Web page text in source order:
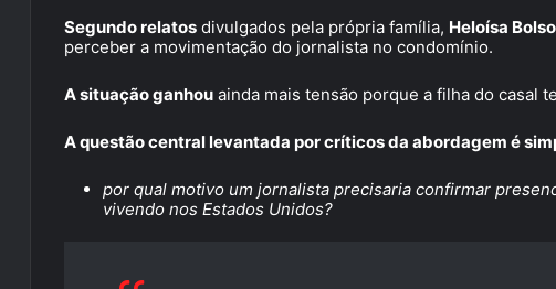
Segundo relatos divulgados pela própria família, Heloísa
perceber a movimentação do jornalista no condomínio.
A situação ganhou ainda mais tensão porque a filha do casal
A questão central levantada por críticos da abordagem é
por qual motivo um jornalista precisaria confirmar
vivendo nos Estados Unidos?